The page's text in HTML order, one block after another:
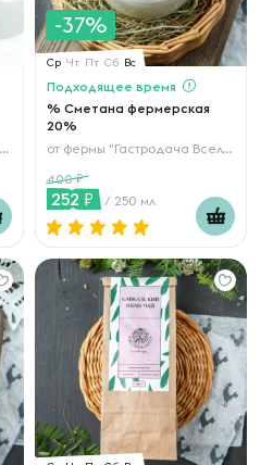
-37%
Ср Чт Пт Сб Вс
Подходящее время
% Сметана фермерская
20%
от фермы "Гастродача Вселуг"
400
252 / 250 мл